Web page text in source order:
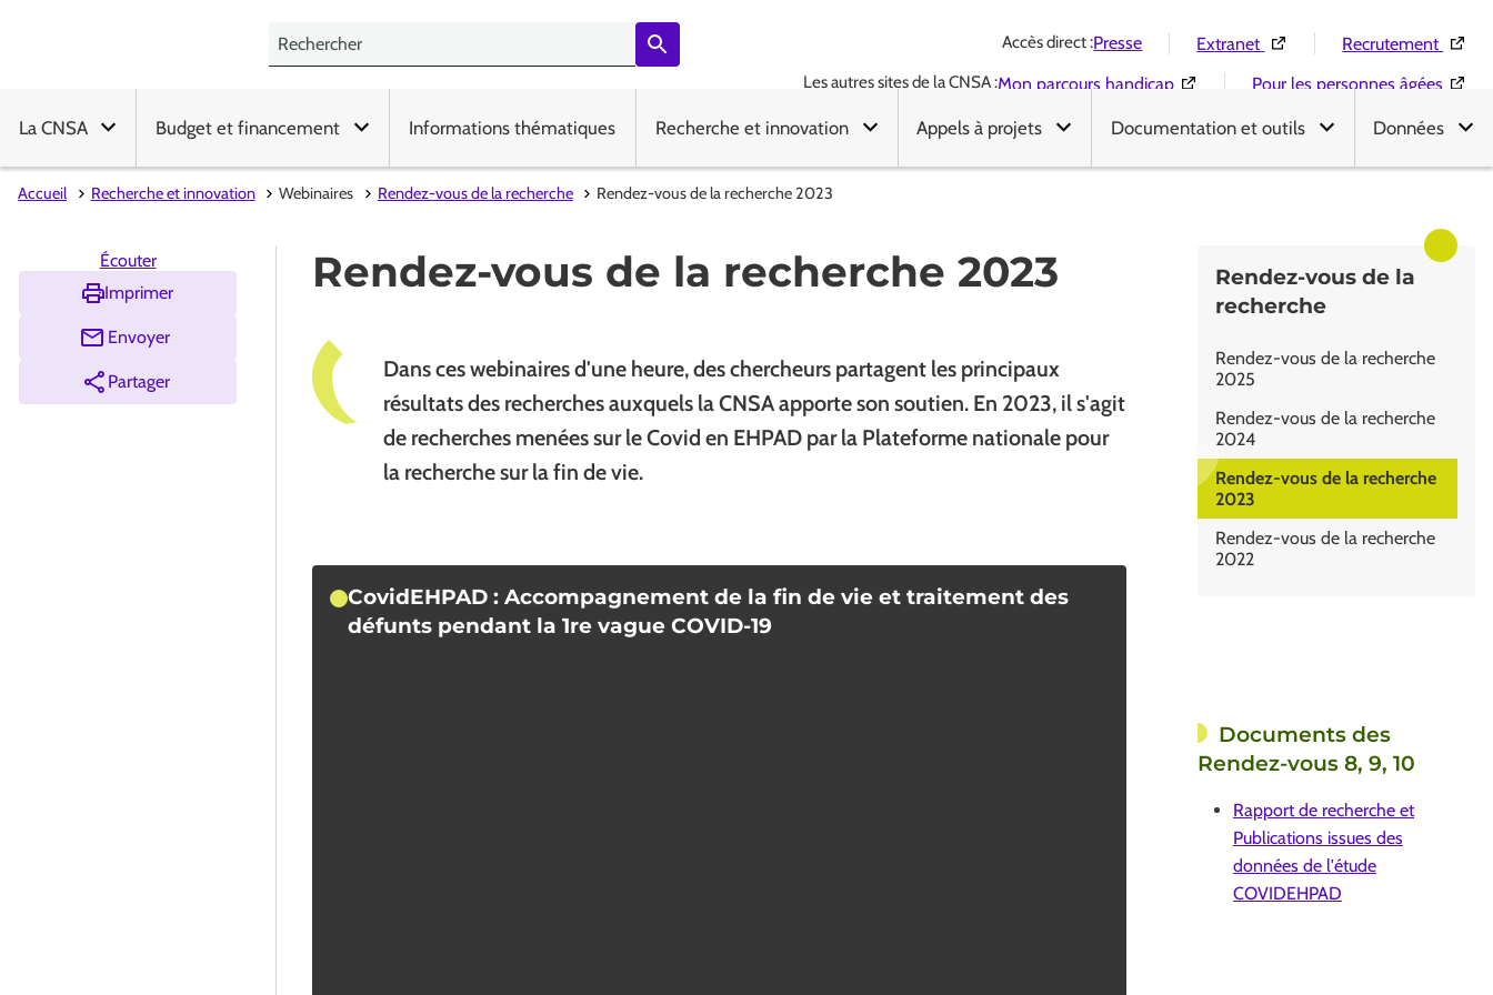
Accès direct :Presse Extranet (Ouverture dans une nouvelle
Recrutement
Les autres sites de la CNSA :Mon parcours handicap(Ouverture dans une nouvelle fenêtre)
Pour les personnes âgées
La CNSA Budget et financement Informations thématiques Recherche et innovation Appels à projets Documentation et outils Données
Accueil Recherche et innovation Webinaires Rendez-vous de la recherche Rendez-vous de la recherche 2023
Rendez-vous de la
recherche
Rendez-vous de la recherche
2025
Rendez-vous de la recherche
2024
Rendez-vous de la recherche
2023
Rendez-vous de la recherche
2022
Rendez-vous de la recherche 2023
Écouter
Imprimer
Envoyer
Partager
Dans ces webinaires d'une heure, des chercheurs partagent les principaux
résultats des recherches auxquels la CNSA apporte son soutien. En 2023, il s'agit
de recherches menées sur le Covid en EHPAD par la Plateforme nationale pour
la recherche sur la fin de vie.
CovidEHPAD : Accompagnement de la fin de vie et traitement des
défunts pendant la 1re vague COVID-19
Documents des
Rendez-vous 8, 9, 10
Rapport de recherche et
Publications issues des
données de l'étude
COVIDEHPAD